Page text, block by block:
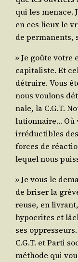
qui les menace.
en ces lieux le
de per­ma­nents,
» Je goûte votre
capi­ta­liste. Et
détruire. Vous
nous vou­lons
nale, la C.G.T.
lu­tion­naire… Où
irré­duc­tibles
forces de
lequel nous
» Je vous le
de bri­ser la
reuse, en
hypo­crites et
ses
C.G.T. et Par­ti
méthode qui